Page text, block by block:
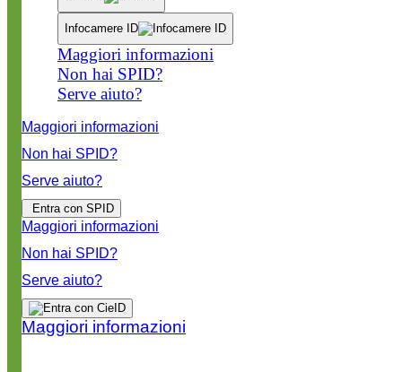
Infocamere ID
Maggiori informazioni
Non hai SPID?
Serve aiuto?
Maggiori informazioni
Non hai SPID?
Serve aiuto?
Entra con SPID
Maggiori informazioni
Non hai SPID?
Serve aiuto?
Maggiori informazioni